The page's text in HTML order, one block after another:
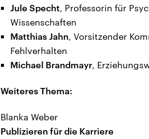
Jule Specht, Professorin für
Wissenschaften
Matthias Jahn, Vorsitzender
Fehlverhalten
Michael Brandmayr,
Weiteres Thema:
Blanka Weber
Publizieren für die Karriere